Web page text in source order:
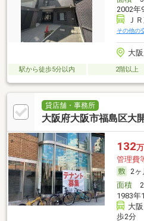
2002年
Ｊ
その他の
大
駅から徒歩5分以内 2階以上
貸店舗・事務所
大阪府大阪市福島区大
132
管理費
2ヶ
面積
1983年
大
歩2分